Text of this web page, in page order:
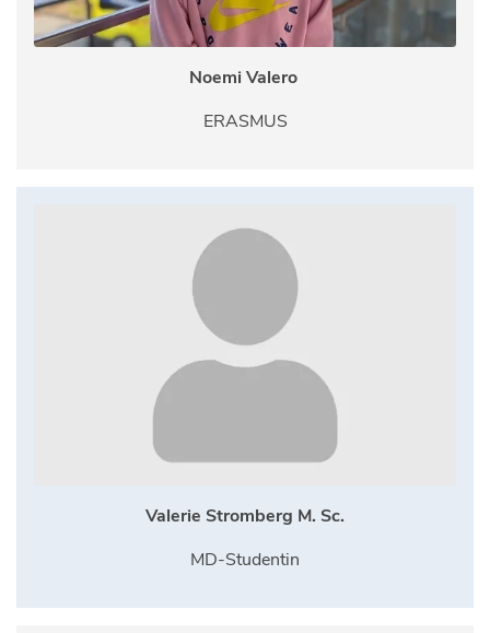
Noemi Valero
ERASMUS
Valerie Stromberg M. Sc.
MD-Studentin